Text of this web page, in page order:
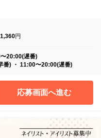
1,360円
20:00(遅番)
番) ・ 11:00〜20:00(遅番)
応募画面へ進む